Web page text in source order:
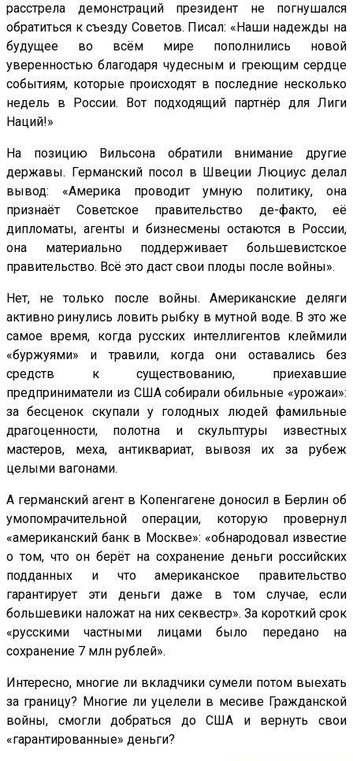
расстрела демонстраций президент не погнушался
обратиться к съезду Советов. Писал: «Наши надежды на
будущее во всём мире пополнились новой
уверенностью благодаря чудесным и греющим сердце
событиям, которые происходят в последние несколько
недель в России. Вот подходящий партнёр для Лиги
Наций!»
На позицию Вильсона обратили внимание другие
державы. Германский посол в Швеции Люциус делал
вывод: «Америка проводит умную политику, она
признаёт Советское правительство де-факто, её
дипломаты, агенты и бизнесмены остаются в России,
она материально поддерживает большевистское
правительство. Всё это даст свои плоды после войны».
Нет, не только после войны. Американские деляги
активно ринулись ловить рыбку в мутной воде. В это же
самое время, когда русских интеллигентов клеймили
«буржуями» и травили, когда они оставались без
средств к существованию, приехавшие
предприниматели из США собирали обильные «урожаи»:
за бесценок скупали у голодных людей фамильные
драгоценности, полотна и скульптуры известных
мастеров, меха, антиквариат, вывозя их за рубеж
целыми вагонами.
А германский агент в Копенгагене доносил в Берлин об
умопомрачительной операции, которую провернул
«американский банк в Москве»: «обнародовал известие
о том, что он берёт на сохранение деньги российских
подданных и что американское правительство
гарантирует эти деньги даже в том случае, если
большевики наложат на них секвестр». За короткий срок
«русскими частными лицами было передано на
сохранение 7 млн рублей».
Интересно, многие ли вкладчики сумели потом выехать
за границу? Многие ли уцелели в месиве Гражданской
войны, смогли добраться до США и вернуть свои
«гарантированные» деньги?